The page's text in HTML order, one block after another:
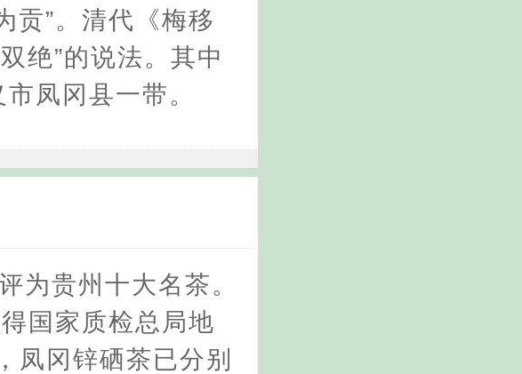
贡”。清代《梅移
绝”的说法。其中
凤冈县一带。
为贵州十大名茶。
国家质检总局地
凤冈锌硒茶已分别